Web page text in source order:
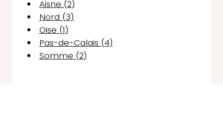
Aisne (2)
Nord (3)
Oise (1)
Pas-de-Calais (4)
Somme (2)